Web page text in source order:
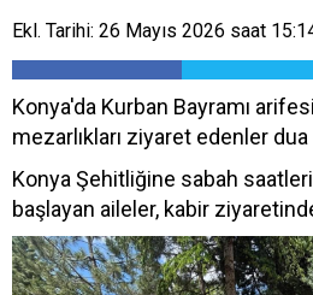
Ekl. Tarihi: 26 Mayıs 2026 saat
Konya'da Kurban Bayramı
mezarlıkları ziyaret edenler
Konya Şehitliğine sabah
başlayan aileler, kabir